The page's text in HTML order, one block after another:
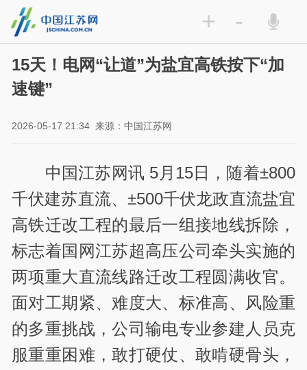
+ -
15天！电网“让道”为盐宜高铁按下“加
速键”
2026-05-17 21:34 来源：中国江苏网
中国江苏网讯 5 月 15日，随着±800
千伏建苏直流、±500千伏龙政直流盐宜
高铁迁改工程的最后一组接地线拆除，
标志着国网江苏超高压公司牵头实施的
两项重大直流线路迁改工程圆满收官。
面对工期紧、难度大、标准高、风险重
的多重挑战，公司输电专业参建人员克
服重重困难，敢打硬仗、敢啃硬骨头，